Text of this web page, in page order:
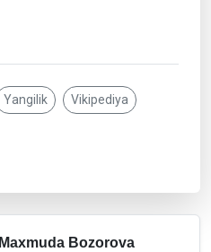
Yangilik Vikipediya
Maxmuda Bozorova